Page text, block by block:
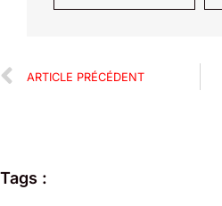
ARTICLE PRÉCÉDENT
Tags :